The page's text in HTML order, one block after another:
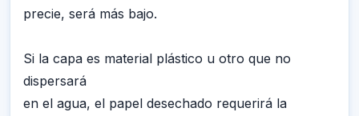
precie, será más bajo.
Si la capa es material plástico u otro que no
dispersará
en el agua, el papel desechado requerirá la